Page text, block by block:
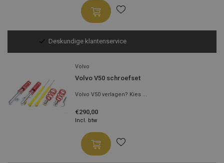
Voor 13:00 besteld, morgen verzonden!
Volvo
Volvo V50 schroefset
Volvo V50 verlagen? Kies ...
€290,00
Incl. btw